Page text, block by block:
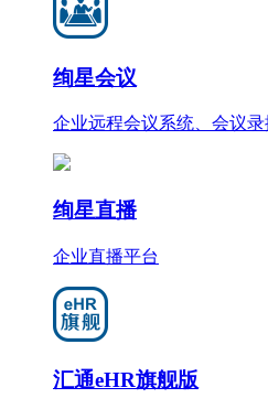
绚星会议
企业远程会议系统、会议
绚星直播
企业直播平台
汇通eHR旗舰版